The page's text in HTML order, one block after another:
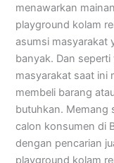
menawarkan
playground kolam
asumsi masyarakat
banyak. Dan
masyarakat saat ini
membeli barang
butuhkan. Memang
calon konsumen di
dengan pencarian
playground kolam